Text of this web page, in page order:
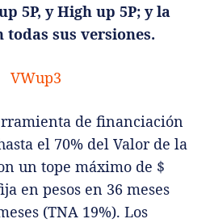
5P, y High up 5P; y la
sus versiones.
de financiación
el 70% del Valor de la
un tope máximo de $
en pesos en 36 meses
(TNA 19%). Los